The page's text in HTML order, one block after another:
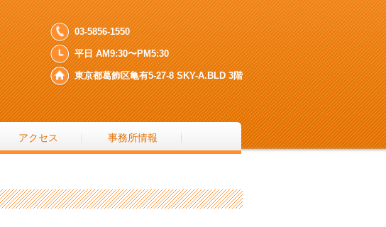
03-5856-1550
平日 AM9:30〜PM5:30
東京都葛飾区亀有5-27-8 SKY-A.BLD 3階
アクセス 事務所情報